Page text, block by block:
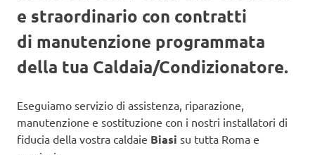
e straordinario con contratti
di manutenzione programmata
della tua Caldaia/Condizionatore.
Eseguiamo servizio di assistenza, riparazione,
manutenzione e sostituzione con i nostri installatori di
fiducia della vostra caldaie Biasi su tutta Roma e